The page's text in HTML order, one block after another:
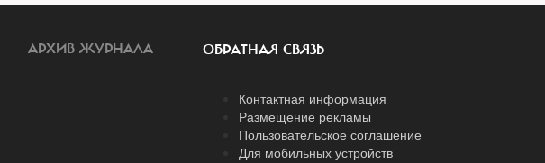
АРХИВ ЖУРНАЛА ОБРАТНАЯ СВЯЗЬ
Контактная информация
Размещение рекламы
Пользовательское соглашение
Для мобильных устройств